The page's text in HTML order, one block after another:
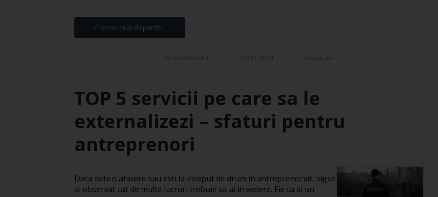
Citeste mai departe...
TOP 5 servicii pe care sa le
externalizezi – sfaturi pentru
antreprenori
Daca detii o afacere sau esti la inceput de drum in antreprenoriat, sigur
ai observat cat de multe lucruri trebuie sa ai in vedere. Fie ca ai un